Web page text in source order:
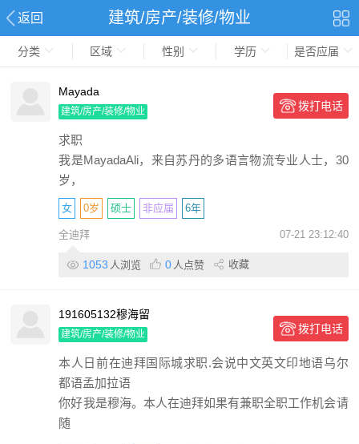
返回 建筑/房产/装修/物业
分类 区域 性别 学历 是否应届
Mayada
建筑/房产/装修/物业 拨打电话
求职
我是MayadaAli，来自苏丹的多语言物流专业人士，30
岁，
女 0岁 硕士 非应届 6年
全迪拜 07-21 23:12:40
1053 人浏览 0 人点赞 收藏
191605132穆海留
建筑/房产/装修/物业 拨打电话
本人日前在迪拜国际城求职.会说中文英文印地语乌尔
都语孟加拉语
你好我是穆海。本人在迪拜如果有兼职全职工作机会请
随